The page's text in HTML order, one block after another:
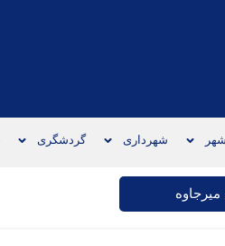
شهرداری گردشگری